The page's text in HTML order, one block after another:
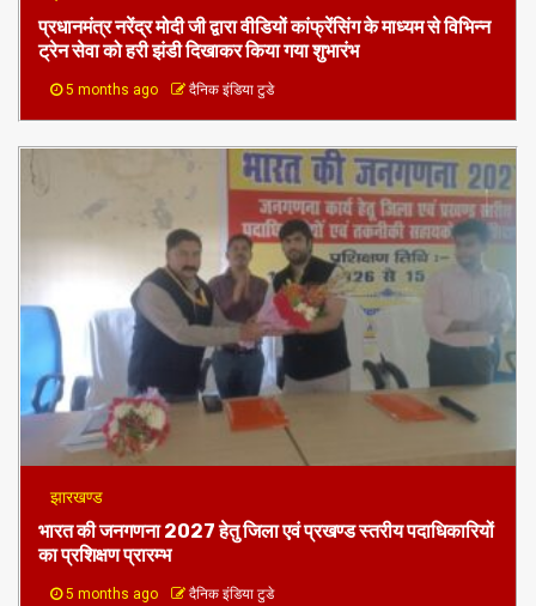
प्रधानमंत्र नरेंद्र मोदी जी द्वारा वीडियों कांफ्रेंसिंग के माध्यम से विभिन्न
ट्रेन सेवा को हरी झंडी दिखाकर किया गया शुभारंभ
5 months ago दैनिक इंडिया टुडे
झारखण्ड
भारत की जनगणना 2027 हेतु जिला एवं प्रखण्ड स्तरीय पदाधिकारियों
का प्रशिक्षण प्रारम्भ
5 months ago दैनिक इंडिया टुडे